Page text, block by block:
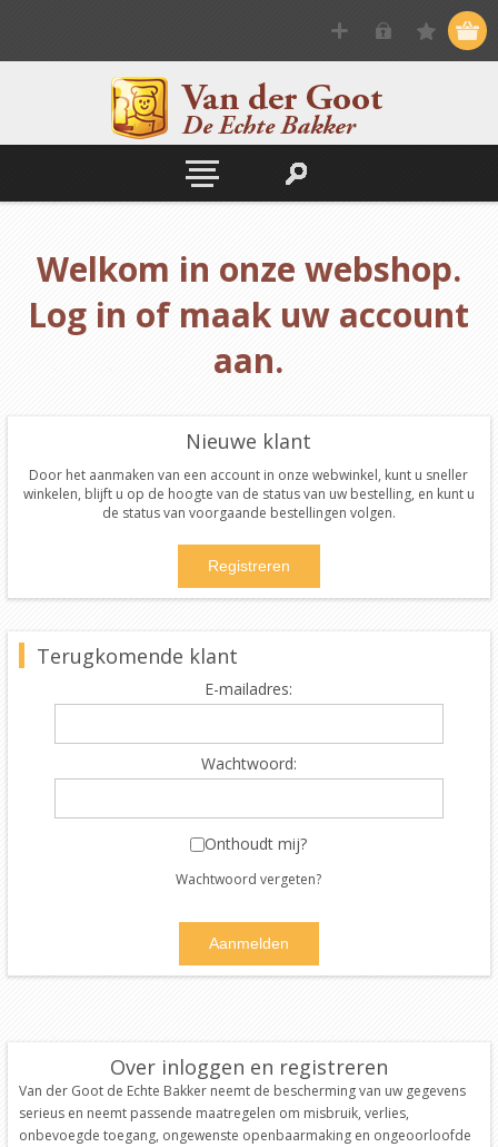
Welkom in onze webshop.
Log in of maak uw account
aan.
Nieuwe klant
Door het aanmaken van een account in onze webwinkel, kunt u sneller
winkelen, blijft u op de hoogte van de status van uw bestelling, en kunt u
de status van voorgaande bestellingen volgen.
Terugkomende klant
E-mailadres:
Wachtwoord:
Onthoudt mij?
Wachtwoord vergeten?
Over inloggen en registreren
Van der Goot de Echte Bakker neemt de bescherming van uw gegevens
serieus en neemt passende maatregelen om misbruik, verlies,
onbevoegde toegang, ongewenste openbaarmaking en ongeoorloofde